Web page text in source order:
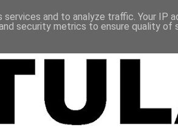
and to analyze traffic. Your IP
security metrics to ensure quality of